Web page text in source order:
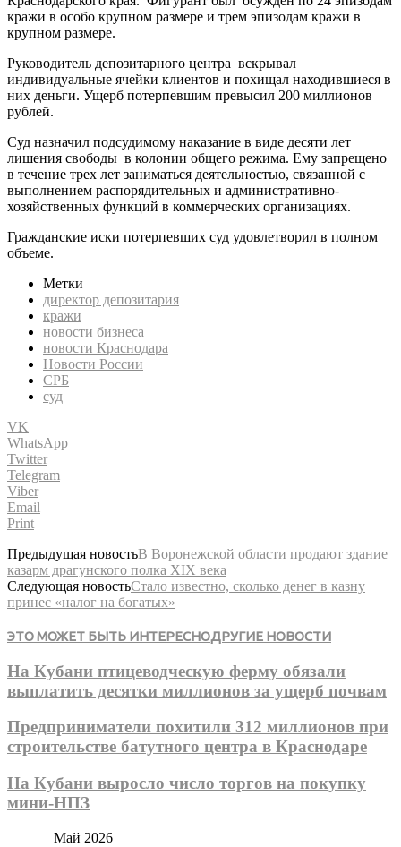
кражи в особо крупном размере и трем эпизодам кражи в
крупном размере.
Руководитель депозитарного центра вскрывал
индивидуальные ячейки клиентов и похищал находившиеся в
них деньги. Ущерб потерпевшим превысил 200 миллионов
рублей.
Суд назначил подсудимому наказание в виде десяти лет
лишения свободы в колонии общего режима. Ему запрещено
в течение трех лет заниматься деятельностью, связанной с
выполнением распорядительных и административно-
хозяйственных функций в коммерческих организациях.
Гражданские иски потерпевших суд удовлетворил в полном
объеме.
Метки
директор депозитария
кражи
новости бизнеса
новости Краснодара
Новости России
СРБ
суд
VK
WhatsApp
Twitter
Telegram
Viber
Email
Print
Предыдущая новостьВ Воронежской области продают здание
казарм драгунского полка XIX века
Следующая новостьСтало известно, сколько денег в казну
принес «налог на богатых»
ЭТО МОЖЕТ БЫТЬ ИНТЕРЕСНОДРУГИЕ НОВОСТИ
На Кубани птицеводческую ферму обязали
выплатить десятки миллионов за ущерб почвам
Предприниматели похитили 312 миллионов при
строительстве батутного центра в Краснодаре
На Кубани выросло число торгов на покупку
мини-НПЗ
Май 2026